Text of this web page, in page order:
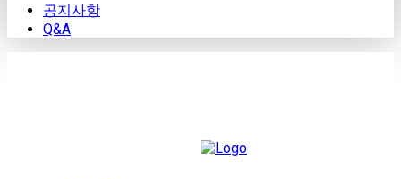
공지사항
Q&A